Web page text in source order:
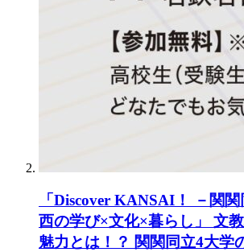
「Discover KANSAI！ －関
西の学び×文化×暮らし」 文
魅力とは！？ 関関同立4大学